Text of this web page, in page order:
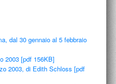
dal 30 gennaio al 5 febbraio
2003 [pdf 156KB]
2003, di Edith Schloss [pdf